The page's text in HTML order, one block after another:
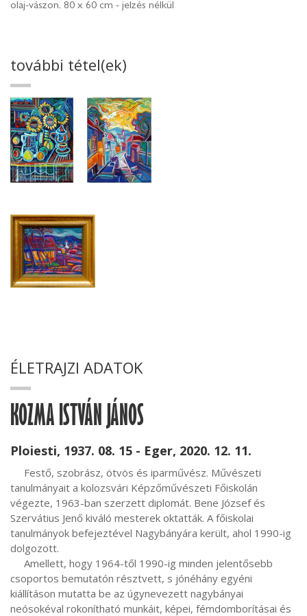
olaj-vászon, 80 x 60 cm - jelzés nélkül
további tétel(ek)
ÉLETRAJZI ADATOK
KOZMA ISTVÁN JÁNOS
Ploiesti, 1937. 08. 15 - Eger, 2020. 12. 11.
tanulmányait a kolozsvári Képzőművészeti Főiskolán
végezte, 1963-ban szerzett diplomát. Bene József és
Szervátius Jenő kiváló mesterek oktatták. A főiskolai
tanulmányok befejeztével Nagybányára került, ahol 1990-ig
dolgozott.
csoportos bemutatón résztvett, s jónéhány egyéni
kiállításon mutatta be az úgynevezett nagybányai
neósokéval rokonítható munkáit, képei, fémdomborításai és